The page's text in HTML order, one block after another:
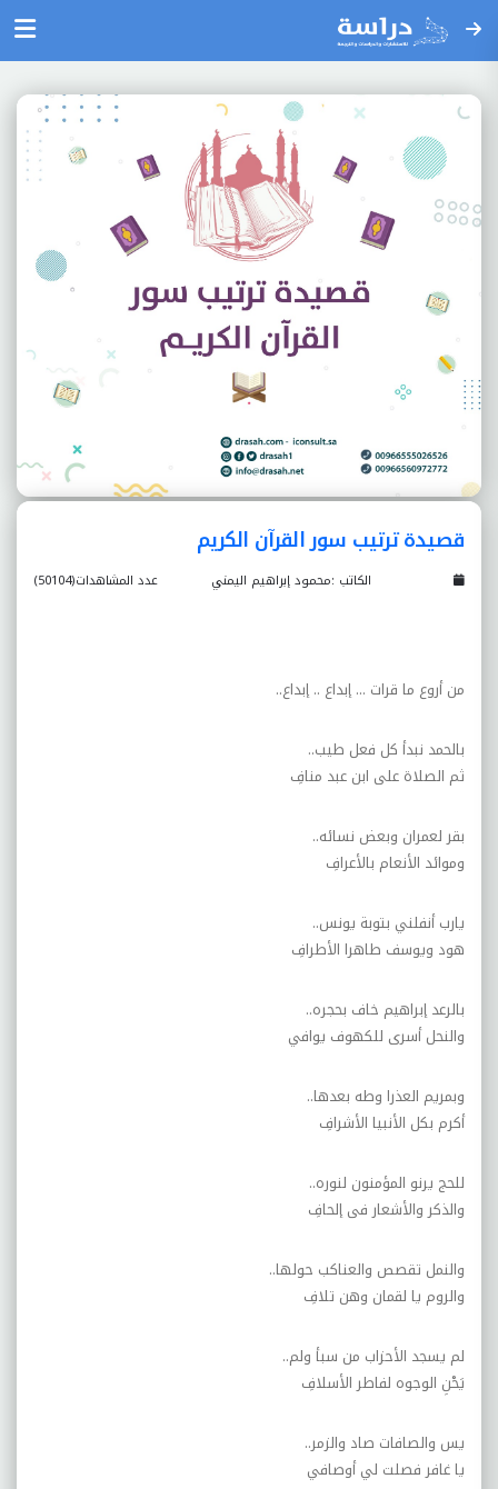
قصيدة ترتيب سور القرآن الكريم
عدد المشاهدات(50104) الكاتب :محمود إبراهيم اليمني
من أروع ما قرات ... إبداع .. إبداع..
بالحمد نبدأ كل فعل طيب..
ثم الصلاة على ابن عبد منافِ
بقر لعمران وبعض نسائه..
وموائد الأنعام بالأعرافِ
يارب أنفلني بتوبة يونس..
هود ويوسف طاهرا الأطرافِ
بالرعد إبراهيم خاف بحجره..
والنحل أسرى للكهوف يوافي
وبمريم العذرا وطه بعدها..
أكرم بكل الأنبيا الأشرافِ
للحج يرنو المؤمنون لنوره..
والذكر والأشعار فى إلحافِ
والنمل تقصص والعناكب حولها..
والروم يا لقمان وهن تلافِ
لم يسجد الأحزاب من سبأ ولم..
يَحْنِ الوجوه لفاطر الأسلافِ
يس والصافات صاد والزمر..
يا غافر فصلت لي أوصافي